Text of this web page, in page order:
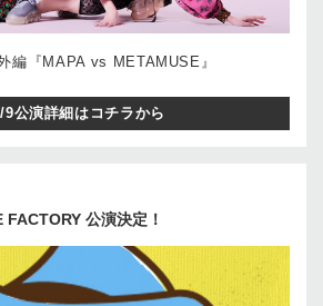
編『MAPA vs METAMUSE』
9公演詳細はコチラから
公演決定！